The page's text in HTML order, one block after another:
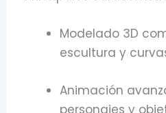
Modelado 3D
escultura y
Animación